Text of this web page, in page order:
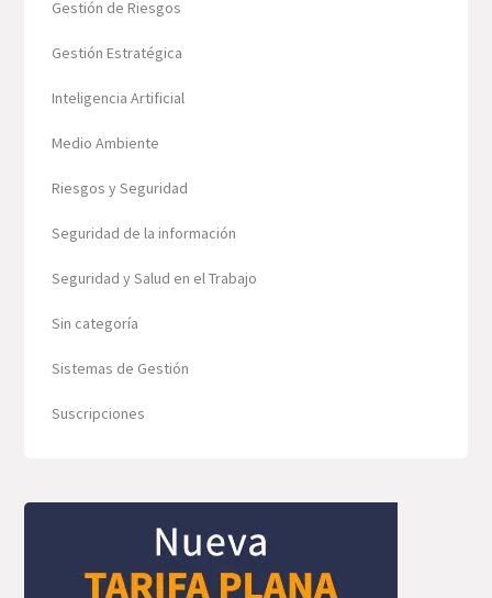
Gestión de Riesgos
Gestión Estratégica
Inteligencia Artificial
Medio Ambiente
Riesgos y Seguridad
Seguridad de la información
Seguridad y Salud en el Trabajo
Sin categoría
Sistemas de Gestión
Suscripciones